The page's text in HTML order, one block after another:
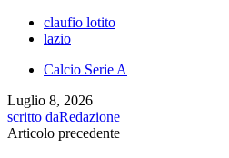
claufio lotito
lazio
Calcio Serie A
Luglio 8, 2026
scritto daRedazione
Articolo precedente